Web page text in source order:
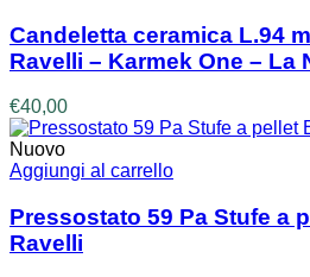
Candeletta ceramica L.94
Ravelli – Karmek One – La
€40,00
Nuovo
Aggiungi al carrello
Pressostato 59 Pa Stufe a
Ravelli